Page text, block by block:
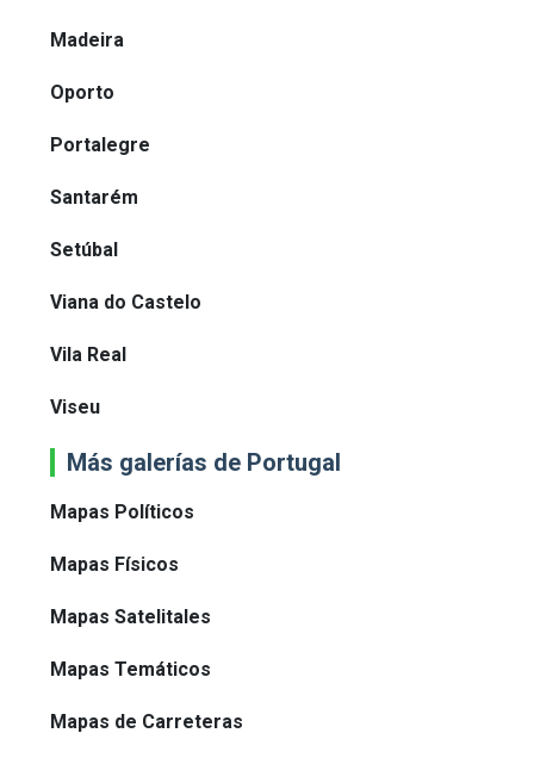
Madeira
Oporto
Portalegre
Santarém
Setúbal
Viana do Castelo
Vila Real
Viseu
Más galerías de Portugal
Mapas Políticos
Mapas Físicos
Mapas Satelitales
Mapas Temáticos
Mapas de Carreteras